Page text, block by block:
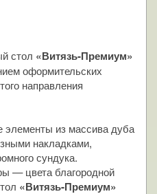
стол «Витязь-Премиум»
оформительских
направления
из массива дуба
накладками,
сундука.
— цвета благородной
«Витязь-Премиум»